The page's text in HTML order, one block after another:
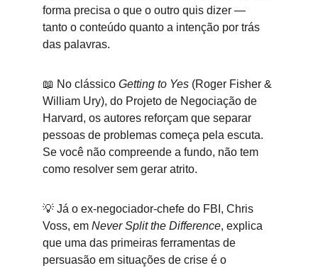
forma precisa o que o outro quis dizer —
tanto o conteúdo quanto a intenção por trás
das palavras.
📖 No clássico Getting to Yes (Roger Fisher &
William Ury), do Projeto de Negociação de
Harvard, os autores reforçam que separar
pessoas de problemas começa pela escuta.
Se você não compreende a fundo, não tem
como resolver sem gerar atrito.
💡 Já o ex-negociador-chefe do FBI, Chris
Voss, em Never Split the Difference, explica
que uma das primeiras ferramentas de
persuasão em situações de crise é o